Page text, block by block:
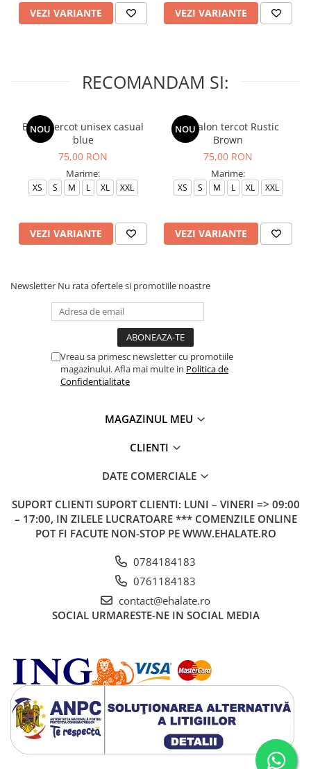
VEZI VARIANTE VEZI VARIANTE
RECOMANDAM SI:
NOU
Bluza tercot unisex casual
blue
75,00 RON
Marime:
XS S M L XL XXL
VEZI VARIANTE
NOU
Pantalon tercot Rustic
Brown
75,00 RON
Marime:
XS S M L XL XXL
VEZI VARIANTE
Newsletter Nu rata ofertele si promotiile noastre
Vreau sa primesc newsletter cu promotiile
magazinului. Afla mai multe in Politica de
Confidentialitate
MAGAZINUL MEU
CLIENTI
DATE COMERCIALE
SUPORT CLIENTI SUPORT CLIENTI: LUNI – VINERI => 09:00
– 17:00, IN ZILELE LUCRATOARE *** COMENZILE ONLINE
POT FI FACUTE NON-STOP PE WWW.EHALATE.RO
0784184183
0761184183
contact@ehalate.ro
SOCIAL URMARESTE-NE IN SOCIAL MEDIA